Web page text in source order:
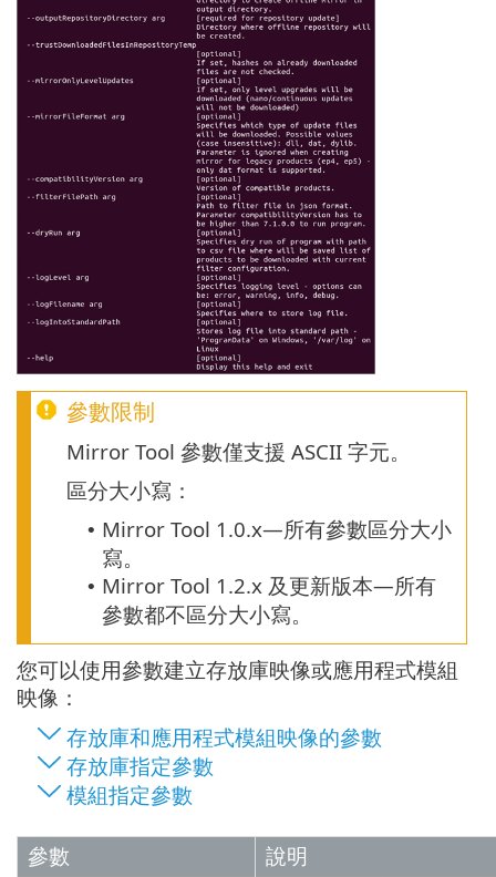
參數限制
Mirror Tool 參數僅支援 ASCII 字元。
區分大小寫：
• Mirror Tool 1.0.x—所有參數區分大小
寫。
• Mirror Tool 1.2.x 及更新版本—所有
參數都不區分大小寫。
您可以使用參數建立存放庫映像或應用程式模組
映像：
存放庫和應用程式模組映像的參數
存放庫指定參數
模組指定參數
參數 說明